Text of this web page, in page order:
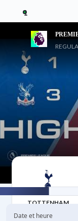
1
TOTTENHAM
HOTSPUR
Date et heure